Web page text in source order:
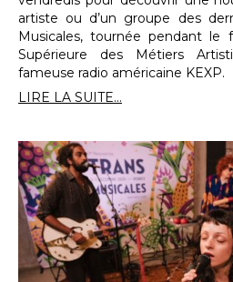
artiste ou d’un groupe des
Musicales, tournée pendant le
Supérieure des Métiers
fameuse radio américaine KEXP.
LIRE LA SUITE...